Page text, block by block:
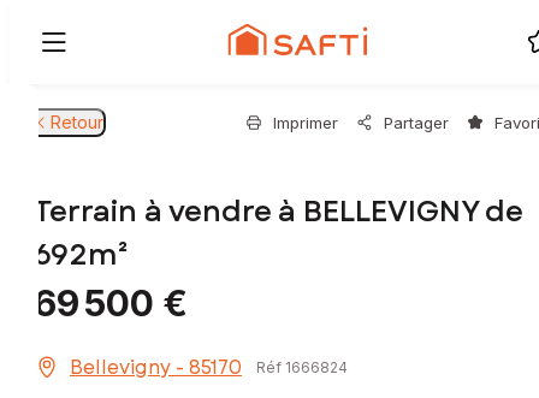
Retour Imprimer Partager
Terrain à vendre à BELLEVIGNY de
692m²
69 500 €
Bellevigny - 85170 Réf 1666824